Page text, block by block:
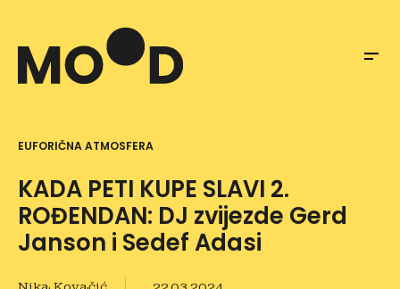
EUFORIČNA ATMOSFERA
KADA PETI KUPE SLAVI 2.
ROĐENDAN: DJ zvijezde Gerd
Janson i Sedef Adasi